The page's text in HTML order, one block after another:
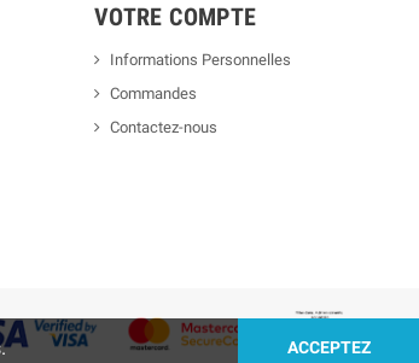
VOTRE COMPTE
Informations Personnelles
Commandes
Contactez-nous
ACCEPTEZ